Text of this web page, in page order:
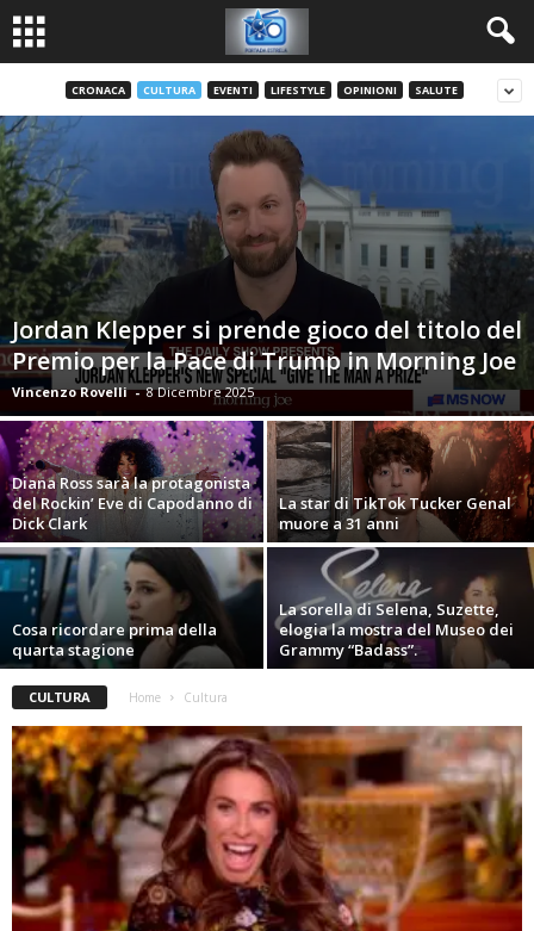
CRONACA CULTURA EVENTI LIFESTYLE OPINIONI SALUTE
Jordan Klepper si prende gioco del titolo del
Premio per la Pace di Trump in Morning Joe
Vincenzo Rovelli - 8 Dicembre 2025
Diana Ross sarà la protagonista
del Rockin’ Eve di Capodanno di
Dick Clark
La star di TikTok Tucker Genal
muore a 31 anni
Cosa ricordare prima della
quarta stagione
La sorella di Selena, Suzette,
elogia la mostra del Museo dei
Grammy “Badass”.
CULTURA Home Cultura